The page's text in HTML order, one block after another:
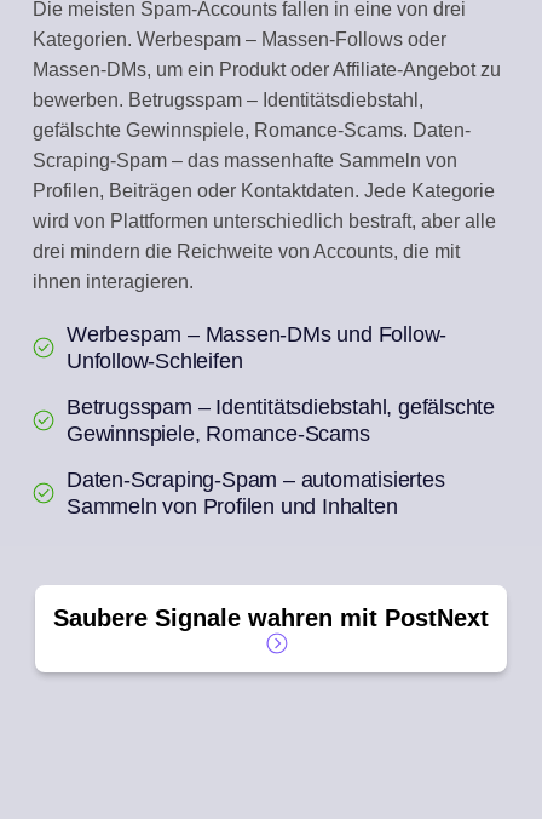
Die meisten Spam-Accounts fallen in eine von drei
Kategorien. Werbespam – Massen-Follows oder
Massen-DMs, um ein Produkt oder Affiliate-Angebot zu
bewerben. Betrugsspam – Identitätsdiebstahl,
gefälschte Gewinnspiele, Romance-Scams. Daten-
Scraping-Spam – das massenhafte Sammeln von
Profilen, Beiträgen oder Kontaktdaten. Jede Kategorie
wird von Plattformen unterschiedlich bestraft, aber alle
drei mindern die Reichweite von Accounts, die mit
ihnen interagieren.
Werbespam – Massen-DMs und Follow-
Unfollow-Schleifen
Betrugsspam – Identitätsdiebstahl, gefälschte
Gewinnspiele, Romance-Scams
Daten-Scraping-Spam – automatisiertes
Sammeln von Profilen und Inhalten
Saubere Signale wahren mit PostNext